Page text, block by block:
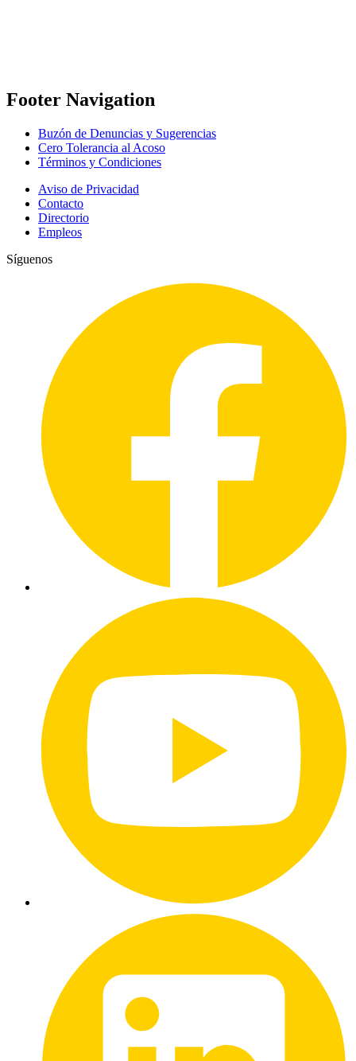
Footer Navigation
Buzón de Denuncias y Sugerencias
Cero Tolerancia al Acoso
Términos y Condiciones
Aviso de Privacidad
Contacto
Directorio
Empleos
Síguenos